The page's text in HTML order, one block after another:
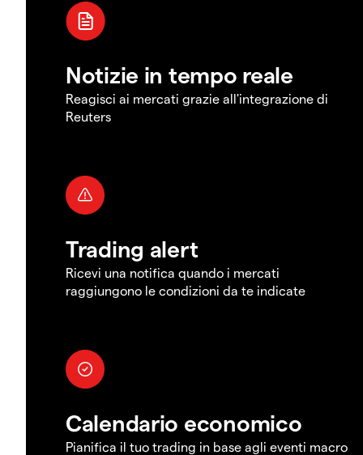
Notizie in tempo reale
Reagisci ai mercati grazie all'integrazione di
Reuters
Trading alert
Ricevi una notifica quando i mercati
raggiungono le condizioni da te indicate
Calendario economico
Pianifica il tuo trading in base agli eventi macro